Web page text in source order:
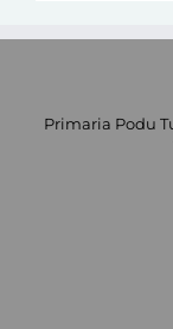
Primaria Podu